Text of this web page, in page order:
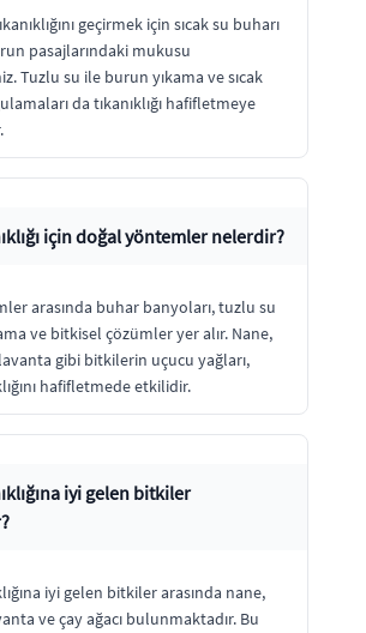
geçirmek için sıcak su buharı
pasajlarındaki mukusu
Tuzlu su ile burun yıkama ve sıcak
da tıkanıklığı hafifletmeye
için doğal yöntemler nelerdir?
arasında buhar banyoları, tuzlu su
ve bitkisel çözümler yer alır. Nane,
gibi bitkilerin uçucu yağları,
hafifletmede etkilidir.
iyi gelen bitkiler
iyi gelen bitkiler arasında nane,
ve çay ağacı bulunmaktadır. Bu